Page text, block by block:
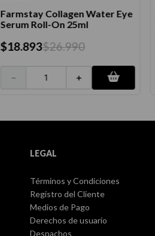
Farmstay Collagen Water Eye
Serum Roll-On 25ml
$18.893$26.990
＋
－
LEGAL
Términos y Condiciones
Registro del Cliente
Medios de Pago
Derechos de usuario
Despachos